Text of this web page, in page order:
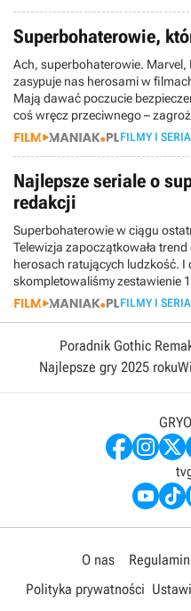
Superbohaterowie,
Ach, superbohaterowie. Marvel,
zasypuje nas herosami w
Mają dawać poczucie
coś wręcz przeciwnego –
FILMY I
Najlepsze seriale o
redakcji
Superbohaterowie w ciągu
Telewizja zapoczątkowała
herosach ratujących ludzkość. I
skompletowaliśmy zestawienie
FILMY I
Poradnik Gothic
Najlepsze gry 2025 roku
O nas Regulamin
Polityka prywatności